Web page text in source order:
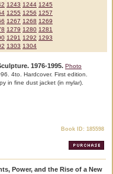
1243 1244 1245
1255 1256 1257
1267 1268 1269
1279 1280 1281
1291 1292 1293
1303 1304
1976-1995. Photo
4to. Hardcover. First edition.
in fine dust jacket (in mylar).
Book ID: 185598
Power, and the Rise of a New